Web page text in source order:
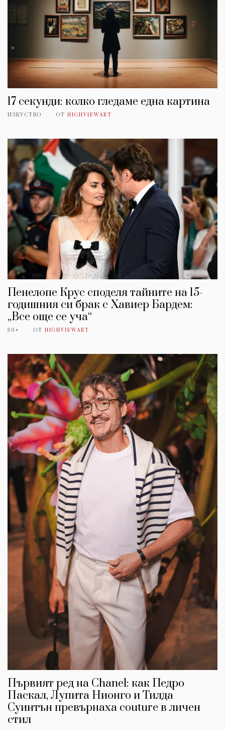
17 секунди: колко гледаме една картина
ИЗКУСТВО ОТ HIGHVIEWART
Пенелопе Крус споделя тайните на 15-
годишния си брак с Хавиер Бардем:
„Все още се уча“
30+ ОТ HIGHVIEWART
Първият ред на Chanel: как Педро
Паскал, Лупита Нионго и Тилда
Суинтън превърнаха couture в личен
стил